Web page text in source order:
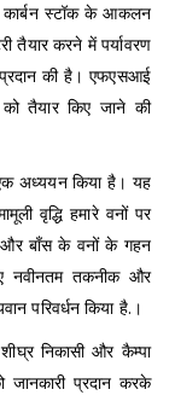
स्टॉक के आकलन
तैयार करने में पर्यावरण
प्रदान की है। एफएसआई
को तैयार किए जाने की
अध्ययन किया है। यह
वृद्धि हमारे वनों पर
और बाँस के वनों के गहन
नवीनतम तकनीक और
परिवर्धन किया है.।
निकासी और कैम्पा
जानकारी प्रदान करके